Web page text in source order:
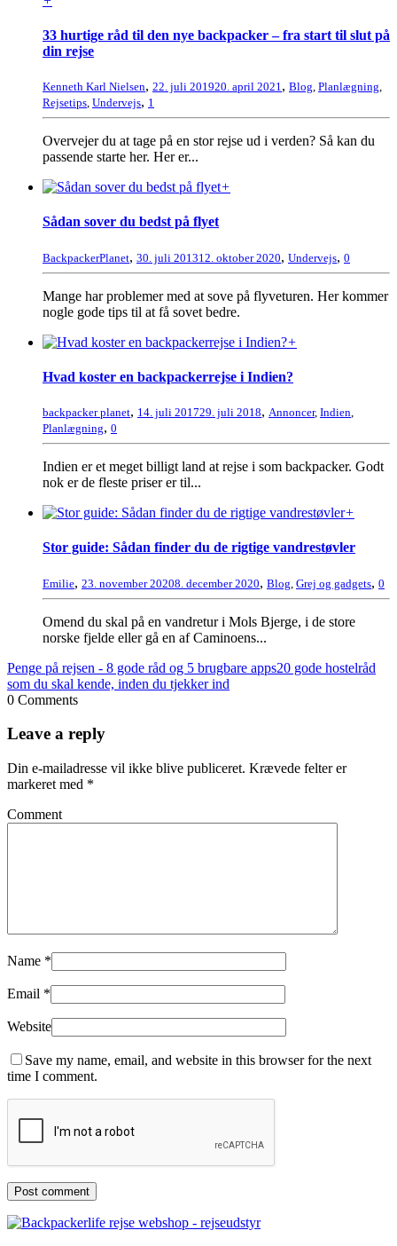
33 hurtige råd til den nye backpacker – fra start til slut på
din rejse
Kenneth Karl Nielsen, 22. juli 201920. april 2021, Blog, Planlægning,
Rejsetips, Undervejs, 1
Overvejer du at tage på en stor rejse ud i verden? Så kan du
passende starte her. Her er...
+
Sådan sover du bedst på flyet
BackpackerPlanet, 30. juli 201312. oktober 2020, Undervejs, 0
Mange har problemer med at sove på flyveturen. Her kommer
nogle gode tips til at få sovet bedre.
+
Hvad koster en backpackerrejse i Indien?
backpacker planet, 14. juli 201729. juli 2018, Annoncer, Indien,
Planlægning, 0
Indien er et meget billigt land at rejse i som backpacker. Godt
nok er de fleste priser er til...
+
Stor guide: Sådan finder du de rigtige vandrestøvler
Emilie, 23. november 20208. december 2020, Blog Grej og gadgets, 0
Omend du skal på en vandretur i Mols Bjerge, i de store
norske fjelde eller gå en af Caminoens...
Penge på rejsen - 8 gode råd og 5 brugbare apps20 gode hostelråd
som du skal kende, inden du tjekker ind
0 Comments
Leave a reply
Din e-mailadresse vil ikke blive publiceret. Krævede felter er
markeret med *
Comment
Name *
Email *
Website
Save my name, email, and website in this browser for the next
time I comment.